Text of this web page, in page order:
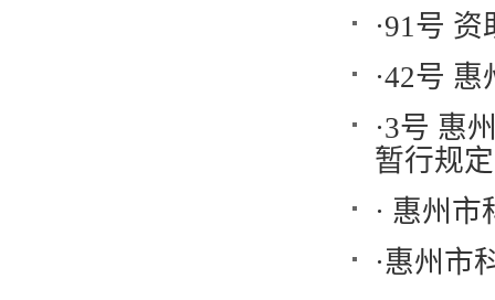
·91号 资
·42号 惠
·3号 惠
暂行规定
· 惠州市
·惠州市